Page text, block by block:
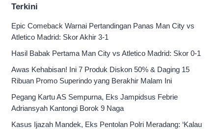
Terkini
Epic Comeback Warnai Pertandingan Panas Man City vs
Atletico Madrid: Skor Akhir 3-1
Hasil Babak Pertama Man City vs Atletico Madrid: Skor 0-1
Awas Kehabisan! Ini 7 Produk Diskon 50% & Daging 15
Ribuan Promo Superindo yang Berakhir Malam Ini
Pegang Kartu AS Sempurna, Eks Jampidsus Febrie
Adriansyah Kantongi Borok 9 Naga
Kasus Ijazah Mandek, Eks Pentolan Polri Meradang: ‘Kalau